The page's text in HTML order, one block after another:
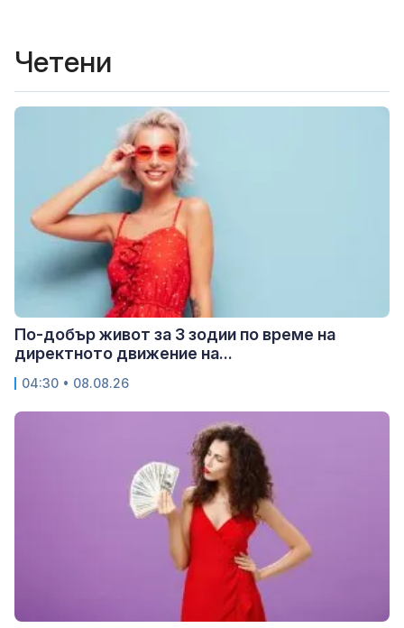
Четени
По-добър живот за 3 зодии по време на
директното движение на...
04:30 • 08.08.26